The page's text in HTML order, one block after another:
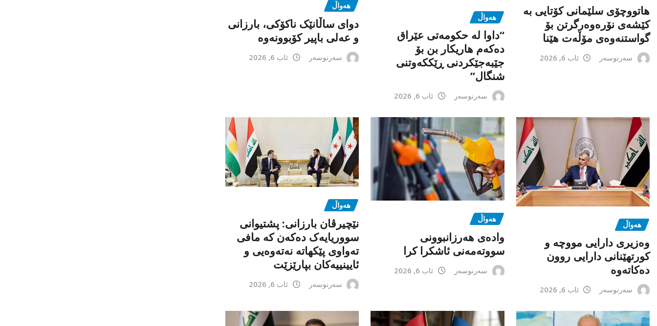
هاتووچۆی سلێمانی کۆتایی بە
کێشەی نۆرەوەرگرتن بۆ
گواستنەوەی مۆڵەت هێنا
سەرنوسەر ئاب 6, 2026
هەواڵ
“داوا لە حكومەتی عێراق
دەكەم هاریكار بن بۆ
جێبەجێكردنی ڕێككەوتنی
شنگال”
سەرنوسەر ئاب 6, 2026
هەواڵ
دوای ساڵانێک ناکۆکی، بارزانی
و عەلی باپیر کۆبوونەوە
سەرنوسەر ئاب 6, 2026
هەواڵ
وەزیری دارایی مووچە و
کورتهێنانی دارایی روون
دەکاتەوە
سەرنوسەر ئاب 6, 2026
هەواڵ
وادەی هەرزانبوونی
سووتەمەنی ئاشکرا کرا
سەرنوسەر ئاب 6, 2026
هەواڵ
نێچیرڤان بارزانی: پشتیوانی
سووریایەک دەکەن کە مافی
تەواوی پێکهاتە نەتەوەیی و
ئایینییەکان بپارێزێت
سەرنوسەر ئاب 6, 2026